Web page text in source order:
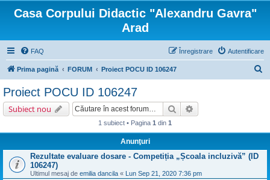
Casa Corpului Didactic "Alexandru Gavra"
Arad
FAQ Autentificare
Înregistrare
Prima pagină FORUM Proiect POCU ID 106247
Proiect POCU ID 106247
Subiect nou Căutare
1 subiect • Pagina 1 din 1
Anunţuri
Rezultate evaluare dosare - Competiția „Școala incluzivă” (ID
106247)
Ultimul mesaj de emilia dancila « Lun Sep 21, 2020 7:36 pm